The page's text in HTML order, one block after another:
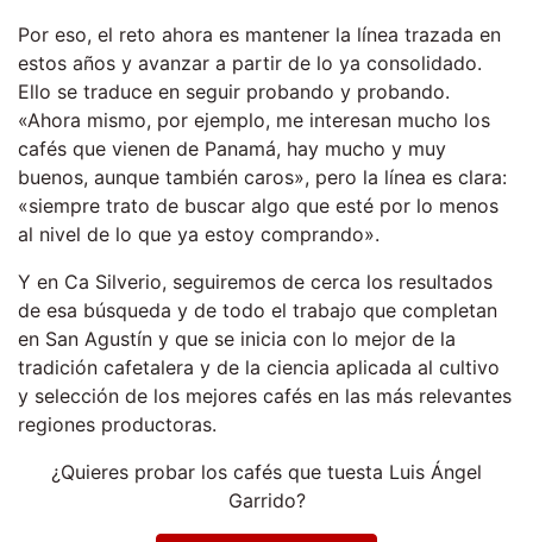
Por eso, el reto ahora es mantener la línea trazada en
estos años y avanzar a partir de lo ya consolidado.
Ello se traduce en seguir probando y probando.
«Ahora mismo, por ejemplo, me interesan mucho los
cafés que vienen de Panamá, hay mucho y muy
buenos, aunque también caros», pero la línea es clara:
«siempre trato de buscar algo que esté por lo menos
al nivel de lo que ya estoy comprando».
Y en Ca Silverio, seguiremos de cerca los resultados
de esa búsqueda y de todo el trabajo que completan
en San Agustín y que se inicia con lo mejor de la
tradición cafetalera y de la ciencia aplicada al cultivo
y selección de los mejores cafés en las más relevantes
regiones productoras.
¿Quieres probar los cafés que tuesta Luis Ángel
Garrido?